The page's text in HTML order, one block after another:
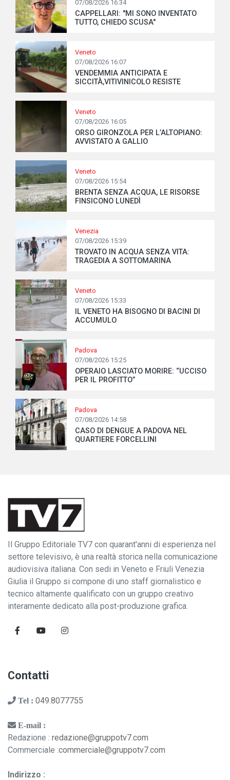
07/08/2026 16:34
CAPPELLARI: "MI SONO INVENTATO
TUTTO, CHIEDO SCUSA"
Veneto
07/08/2026 16:07
VENDEMMIA ANTICIPATA E
SICCITÀ,VITIVINICOLO RESISTE
Veneto
07/08/2026 16:05
ORSO GIRONZOLA PER L’ALTOPIANO:
AVVISTATO A GALLIO
Veneto
07/08/2026 15:54
BRENTA SENZA ACQUA, LE RISORSE
FINSICONO LUNEDÌ
Venezia
07/08/2026 15:39
TROVATO IN ACQUA SENZA VITA:
TRAGEDIA A SOTTOMARINA
Veneto
07/08/2026 15:33
IL VENETO HA BISOGNO DI BACINI DI
ACCUMULO
Padova
07/08/2026 15:25
OPERAIO LASCIATO MORIRE: “UCCISO
PER IL PROFITTO”
Padova
07/08/2026 14:58
CASO DI DENGUE A PADOVA NEL
QUARTIERE FORCELLINI
Il Gruppo Editoriale TV7 con quarant'anni di esperienza nel
settore televisivo, è una realtà storica nella comunicazione
audiovisiva italiana. Con sedi in Veneto e Friuli Venezia
Giulia il Gruppo si compone di uno staff giornalistico e
tecnico altamente qualificato con un gruppo creativo
interamente dedicato alla post-produzione grafica.
Contatti
Tel : 049.8077755
E-mail :
Redazione : redazione@gruppotv7.com
Commerciale :commerciale@gruppotv7.com
Indirizzo :